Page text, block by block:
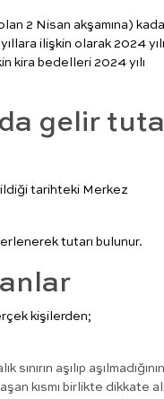
2 Nisan akşamına)
ilişkin olarak 2024
kira bedelleri 2024 yılı
gelir
tarihteki Merkez
tutarı bulunur.
kişilerden;
aşılıp aşılmadığının
kısmı birlikte dikkate